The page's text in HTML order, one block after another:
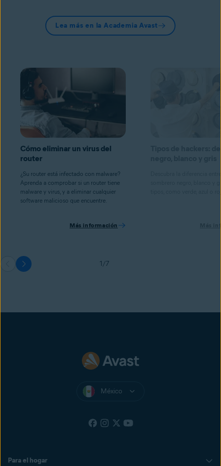
Lea más en la Academia Avast
1/7
Cómo eliminar un virus del
router
¿Su router está infectado con malware?
Aprenda a comprobar si un router tiene
malware y virus, y a eliminar cualquier
software malicioso que encuentre.
Más información
México
Para el hogar